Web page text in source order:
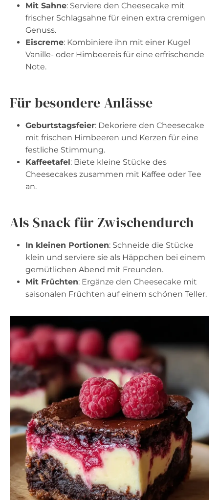
Mit Sahne: Serviere den Cheesecake mit
frischer Schlagsahne für einen extra cremigen
Genuss.
Eiscreme: Kombiniere ihn mit einer Kugel
Vanille- oder Himbeereis für eine erfrischende
Note.
Für besondere Anlässe
Geburtstagsfeier: Dekoriere den Cheesecake
mit frischen Himbeeren und Kerzen für eine
festliche Stimmung.
Kaffeetafel: Biete kleine Stücke des
Cheesecakes zusammen mit Kaffee oder Tee
an.
Als Snack für Zwischendurch
In kleinen Portionen: Schneide die Stücke
klein und serviere sie als Häppchen bei einem
gemütlichen Abend mit Freunden.
Mit Früchten: Ergänze den Cheesecake mit
saisonalen Früchten auf einem schönen Teller.